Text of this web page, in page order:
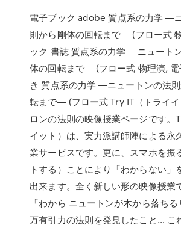
電子ブック adobe 質点系の力学 ―
則から剛体の回転まで― (フロー式
ック 書誌 質点系の力学 ―ニュート
体の回転まで― (フロー式 物理演,
き 質点系の力学 ―ニュートンの法
転まで― (フロー式 Try IT（トライ
ロンの法則の映像授業ページです。
イット）は、実力派講師陣による永
業サービスです。更に、スマホを振
トする）ことにより「わからない」
出来ます。全く新しい形の映像授業
「わから ニュートンが木から落ち
万有引力の法則を発見したこと… こ